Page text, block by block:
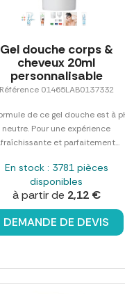
Gel douche corps &
cheveux 20ml
personnalisable
01465LAB0137332
de ce gel douche est à
neutre. Pour une expérience
et parfaitement...
En stock : 3781 pièces
disponibles
à partir de 2,12 €
DEMANDE DE DEVIS